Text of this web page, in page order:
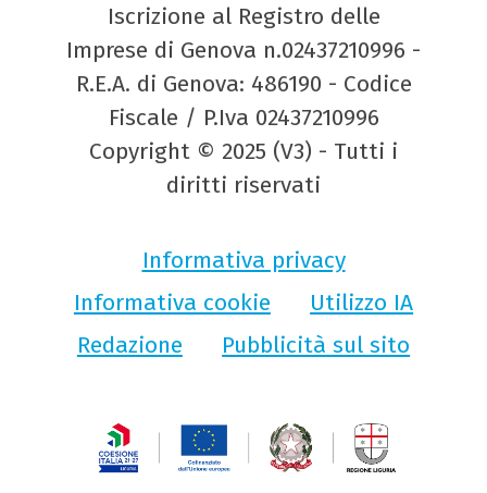
Iscrizione al Registro delle
Imprese di Genova n.02437210996 -
R.E.A. di Genova: 486190 - Codice
Fiscale / P.Iva 02437210996
Copyright © 2025 (V3) - Tutti i
diritti riservati
Informativa privacy
Informativa cookie
Utilizzo IA
Redazione
Pubblicità sul sito